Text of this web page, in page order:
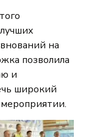
на
позволила
и
широкий
мероприятии.